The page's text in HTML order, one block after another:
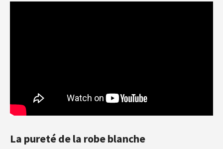
La pureté de la robe blanche